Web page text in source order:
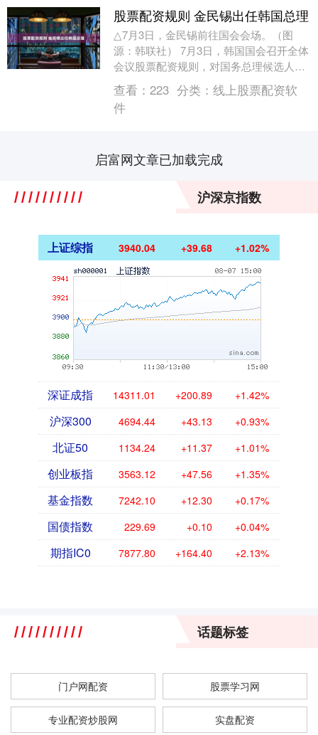
股票配资规则 金民锡出任韩国总理
△7月3日，金民锡前往国会会场。（图
源：韩联社） 7月3日，韩国国会召开全体
会议股票配资规则，对国务总理候选人金
民锡的任命案进行表决。179名议员出席
了当天的会....
查看： 223 分类： 线上股票配资软
件
启富网文章已加载完成
沪深京指数
上证综指 3940.04 +39.68 +1.02%
深证成指 14311.01 +200.89 +1.42%
沪深300 4694.44 +43.13 +0.93%
北证50 1134.24 +11.37 +1.01%
创业板指 3563.12 +47.56 +1.35%
基金指数 7242.10 +12.30 +0.17%
国债指数 229.69 +0.10 +0.04%
期指IC0 7877.80 +164.40 +2.13%
话题标签
门户网配资 股票学习网
专业配资炒股网 实盘配资